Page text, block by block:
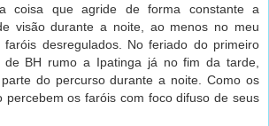
coisa que agride de forma constante a
visão durante a noite, ao menos no meu
desregulados. No feriado do primeiro
BH rumo a Ipatinga já no fim da tarde,
do percurso durante a noite. Como os
percebem os faróis com foco difuso de seus